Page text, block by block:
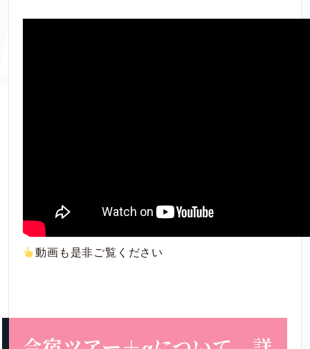
動画も是非ご覧ください